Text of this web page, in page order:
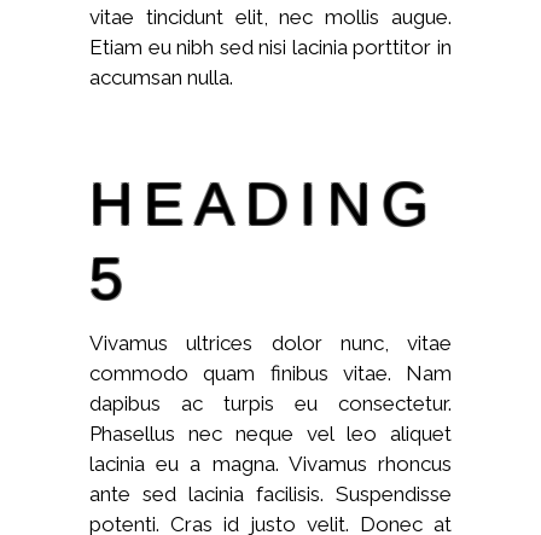
vitae tincidunt elit, nec mollis augue.
Etiam eu nibh sed nisi lacinia porttitor in
accumsan nulla.
HEADING
5
Vivamus ultrices dolor nunc, vitae
commodo quam finibus vitae. Nam
dapibus ac turpis eu consectetur.
Phasellus nec neque vel leo aliquet
lacinia eu a magna. Vivamus rhoncus
ante sed lacinia facilisis. Suspendisse
potenti. Cras id justo velit. Donec at